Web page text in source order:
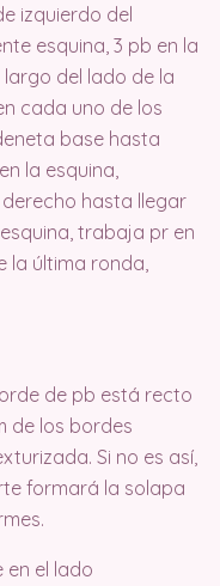
izquierdo del
esquina, 3 pb en la
del lado de la
cada uno de los
base hasta
la esquina,
hasta llegar
trabaja pr en
la última ronda,
de pb está recto
de los bordes
Si no es así,
formará la solapa
el lado